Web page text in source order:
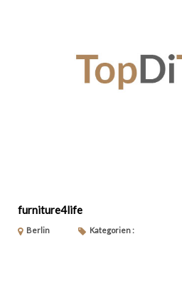
furniture4life
Berlin Kategorien :